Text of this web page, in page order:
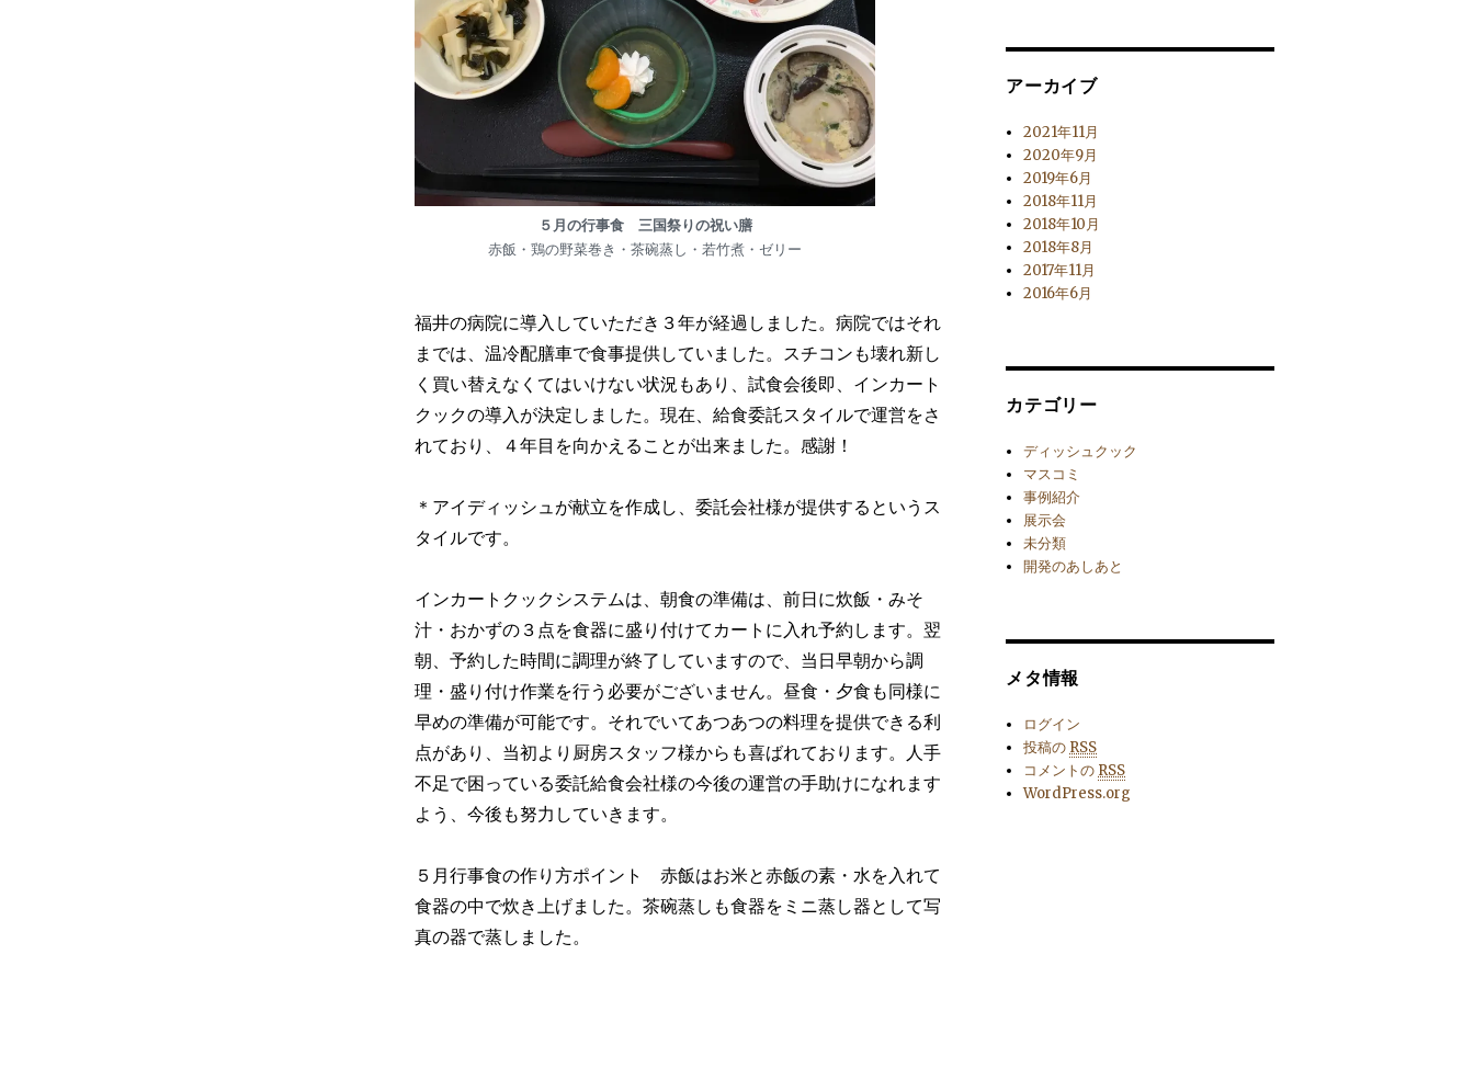
５月の行事食 三国祭りの祝い膳
赤飯・鶏の野菜巻き・茶碗蒸し・若竹煮・ゼリー
福井の病院に導入していただき３年が経過しました。病院ではそれ
までは、温冷配膳車で食事提供していました。スチコンも壊れ新し
く買い替えなくてはいけない状況もあり、試食会後即、インカート
クックの導入が決定しました。現在、給食委託スタイルで運営をさ
れており、４年目を向かえることが出来ました。感謝！
＊アイディッシュが献立を作成し、委託会社様が提供するというス
タイルです。
インカートクックシステムは、朝食の準備は、前日に炊飯・みそ
汁・おかずの３点を食器に盛り付けてカートに入れ予約します。翌
朝、予約した時間に調理が終了していますので、当日早朝から調
理・盛り付け作業を行う必要がございません。昼食・夕食も同様に
早めの準備が可能です。それでいてあつあつの料理を提供できる利
点があり、当初より厨房スタッフ様からも喜ばれております。人手
不足で困っている委託給食会社様の今後の運営の手助けになれます
よう、今後も努力していきます。
５月行事食の作り方ポイント 赤飯はお米と赤飯の素・水を入れて
食器の中で炊き上げました。茶碗蒸しも食器をミニ蒸し器として写
真の器で蒸しました。
アーカイブ
2021年11月
2020年9月
2019年6月
2018年11月
2018年10月
2018年8月
2017年11月
2016年6月
カテゴリー
ディッシュクック
マスコミ
事例紹介
展示会
未分類
開発のあしあと
メタ情報
ログイン
投稿の RSS
コメントの RSS
WordPress.org